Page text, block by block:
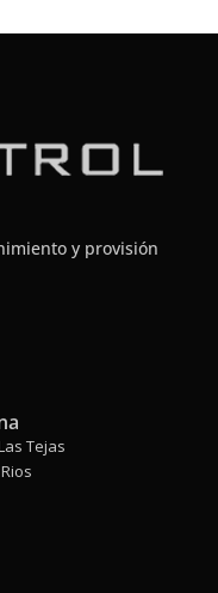
y provisión
Tejas